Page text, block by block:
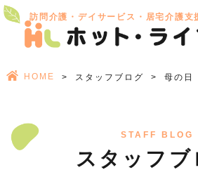
訪問介護・デイサービス・居宅介護支
HOME スタッフブログ 母の日
STAFF BLOG
スタッフブ